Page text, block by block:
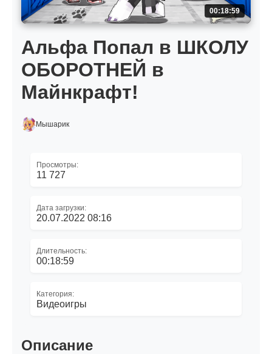
00:18:59
Альфа Попал в ШКОЛУ
ОБОРОТНЕЙ в
Майнкрафт!
Мышарик
Просмотры:
11 727
Дата загрузки:
20.07.2022 08:16
Длительность:
00:18:59
Категория:
Видеоигры
Описание